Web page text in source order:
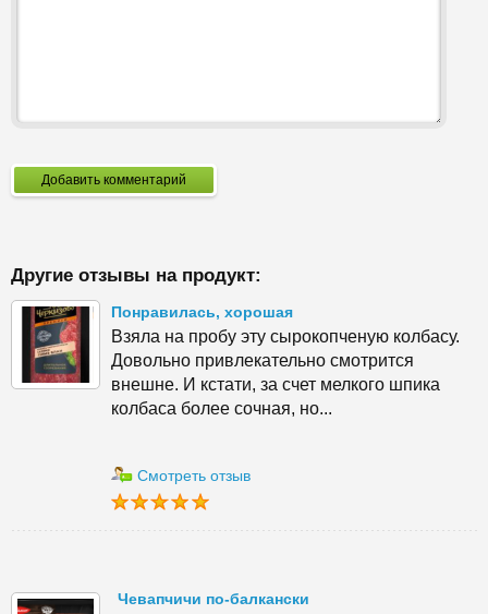
Добавить комментарий
Другие отзывы на продукт:
Понравилась, хорошая
Взяла на пробу эту сырокопченую колбасу.
Довольно привлекательно смотрится
внешне. И кстати, за счет мелкого шпика
колбаса более сочная, но...
Смотреть отзыв
Чевапчичи по-балкански